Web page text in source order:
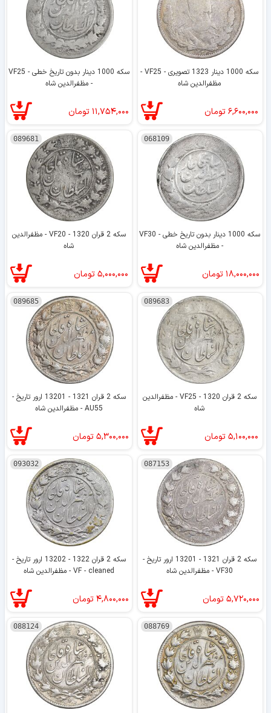
سکه 1000 دینار 1323 تصویری - VF25 -
مظفرالدین شاه
۶,۶۰۰,۰۰۰تومان
سکه 1000 دینار بدون تاریخ خطی - VF25
- مظفرالدین شاه
۱۱,۷۵۴,۰۰۰تومان
068109
سکه 1000 دینار بدون تاریخ خطی - VF30
- مظفرالدین شاه
۱۸,۰۰۰,۰۰۰تومان
089681
سکه 2 قران 1320 - VF20 - مظفرالدین
شاه
۵,۰۰۰,۰۰۰ تومان
089683
سکه 2 قران 1320 - VF25 - مظفرالدین
شاه
۵,۱۰۰,۰۰۰تومان
089685
سکه 2 قران 1321 - 13201 ارور تاریخ -
AU55 - مظفرالدین شاه
۵,۳۰۰,۰۰۰تومان
087153
سکه 2 قران 1321 - 13201 ارور تاریخ -
VF30 - مظفرالدین شاه
۵,۷۲۰,۰۰۰تومان
093032
سکه 2 قران 1322 - 13202 ارور تاریخ -
VF - cleaned - مظفرالدین شاه
۴,۸۰۰,۰۰۰تومان
088769
088124